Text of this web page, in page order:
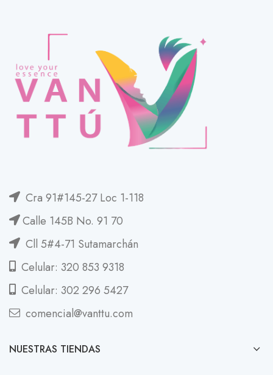
Cra 91#145-27 Loc 1-118
Calle 145B No. 91 70
Cll 5#4-71 Sutamarchán
Celular: 320 853 9318
Celular: 302 296 5427
comencial@vanttu.com
NUESTRAS TIENDAS